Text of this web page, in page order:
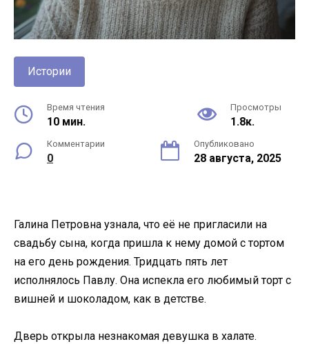
Истории
Время чтения
10 мин.
Просмотры
1.8к.
Комментарии
0
Опубликовано
28 августа, 2025
Галина Петровна узнала, что её не пригласили на
свадьбу сына, когда пришла к нему домой с тортом
на его день рождения. Тридцать пять лет
исполнялось Павлу. Она испекла его любимый торт с
вишней и шоколадом, как в детстве.
Дверь открыла незнакомая девушка в халате.